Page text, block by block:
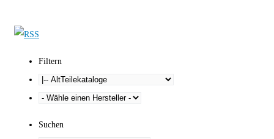
Filtern
Suchen